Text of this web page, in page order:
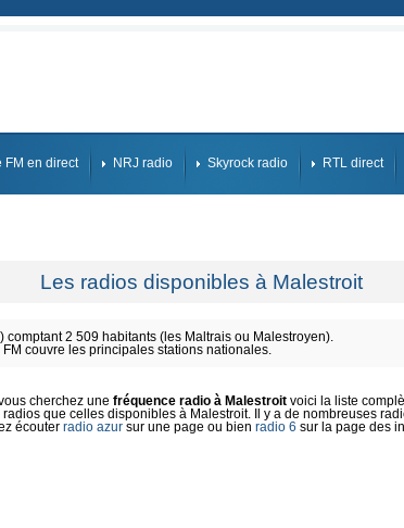
FM en direct NRJ radio Skyrock radio RTL direct
Les radios disponibles à Malestroit
2 509 habitants (les Maltrais ou Malestroyen).
FM couvre les principales stations nationales.
cherchez une fréquence radio à Malestroit voici la liste
que celles disponibles à Malestroit. Il y a de nombreuses
écouter radio azursur une page ou bien radio 6 sur la page des